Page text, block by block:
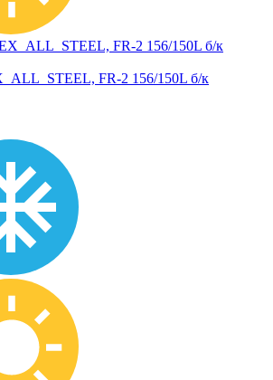
FR-2 156/150L б/к